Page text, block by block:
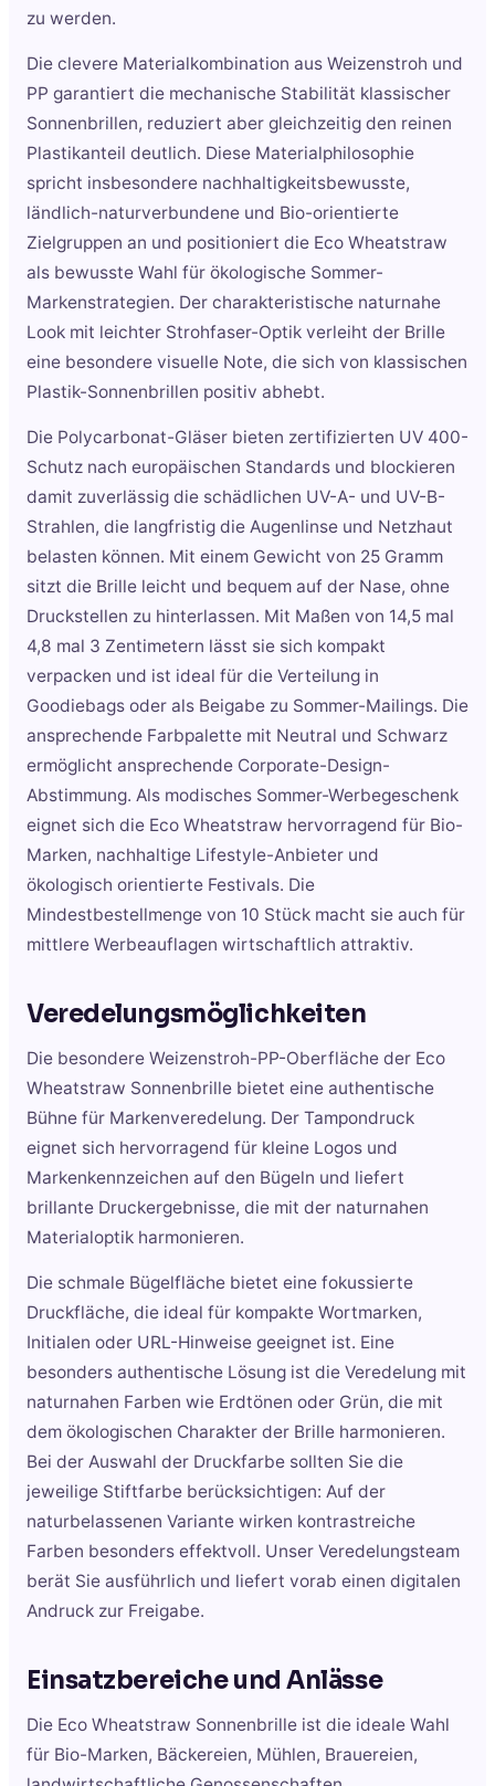
zu werden.
Die clevere Materialkombination aus Weizenstroh und
PP garantiert die mechanische Stabilität klassischer
Sonnenbrillen, reduziert aber gleichzeitig den reinen
Plastikanteil deutlich. Diese Materialphilosophie
spricht insbesondere nachhaltigkeitsbewusste,
ländlich-naturverbundene und Bio-orientierte
Zielgruppen an und positioniert die Eco Wheatstraw
als bewusste Wahl für ökologische Sommer-
Markenstrategien. Der charakteristische naturnahe
Look mit leichter Strohfaser-Optik verleiht der Brille
eine besondere visuelle Note, die sich von klassischen
Plastik-Sonnenbrillen positiv abhebt.
Die Polycarbonat-Gläser bieten zertifizierten UV 400-
Schutz nach europäischen Standards und blockieren
damit zuverlässig die schädlichen UV-A- und UV-B-
Strahlen, die langfristig die Augenlinse und Netzhaut
belasten können. Mit einem Gewicht von 25 Gramm
sitzt die Brille leicht und bequem auf der Nase, ohne
Druckstellen zu hinterlassen. Mit Maßen von 14,5 mal
4,8 mal 3 Zentimetern lässt sie sich kompakt
verpacken und ist ideal für die Verteilung in
Goodiebags oder als Beigabe zu Sommer-Mailings. Die
ansprechende Farbpalette mit Neutral und Schwarz
ermöglicht ansprechende Corporate-Design-
Abstimmung. Als modisches Sommer-Werbegeschenk
eignet sich die Eco Wheatstraw hervorragend für Bio-
Marken, nachhaltige Lifestyle-Anbieter und
ökologisch orientierte Festivals. Die
Mindestbestellmenge von 10 Stück macht sie auch für
mittlere Werbeauflagen wirtschaftlich attraktiv.
Veredelungsmöglichkeiten
Die besondere Weizenstroh-PP-Oberfläche der Eco
Wheatstraw Sonnenbrille bietet eine authentische
Bühne für Markenveredelung. Der Tampondruck
eignet sich hervorragend für kleine Logos und
Markenkennzeichen auf den Bügeln und liefert
brillante Druckergebnisse, die mit der naturnahen
Materialoptik harmonieren.
Die schmale Bügelfläche bietet eine fokussierte
Druckfläche, die ideal für kompakte Wortmarken,
Initialen oder URL-Hinweise geeignet ist. Eine
besonders authentische Lösung ist die Veredelung mit
naturnahen Farben wie Erdtönen oder Grün, die mit
dem ökologischen Charakter der Brille harmonieren.
Bei der Auswahl der Druckfarbe sollten Sie die
jeweilige Stiftfarbe berücksichtigen: Auf der
naturbelassenen Variante wirken kontrastreiche
Farben besonders effektvoll. Unser Veredelungsteam
berät Sie ausführlich und liefert vorab einen digitalen
Andruck zur Freigabe.
Einsatzbereiche und Anlässe
Die Eco Wheatstraw Sonnenbrille ist die ideale Wahl
für Bio-Marken, Bäckereien, Mühlen, Brauereien,